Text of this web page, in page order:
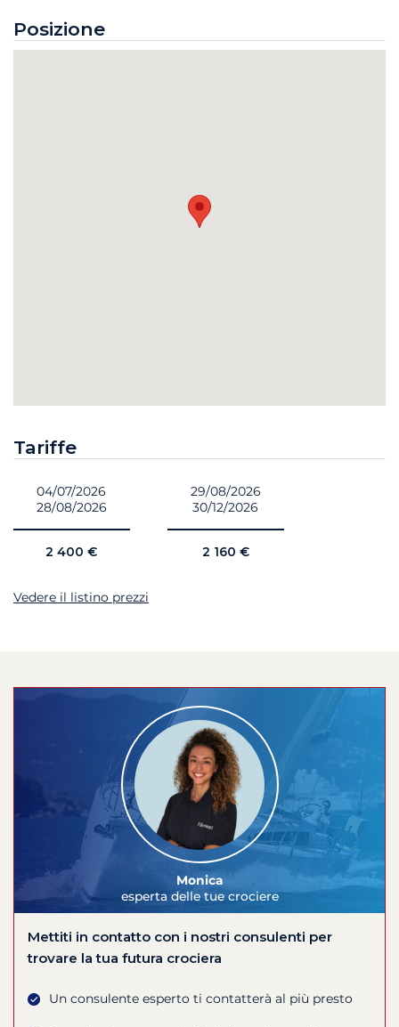
Posizione
Tariffe
04/07/2026
28/08/2026
2 400 €
29/08/2026
30/12/2026
2 160 €
Vedere il listino prezzi
Monica
esperta delle tue crociere
Mettiti in contatto con i nostri consulenti per
trovare la tua futura crociera
Un consulente esperto ti contatterà al più presto